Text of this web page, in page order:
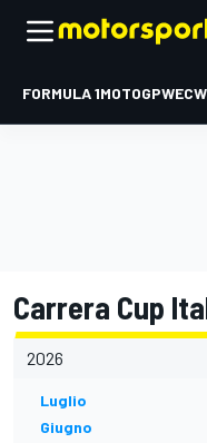
FORMULA 1MOTOGPWEC
Carrera Cup
2026
Luglio
Giugno